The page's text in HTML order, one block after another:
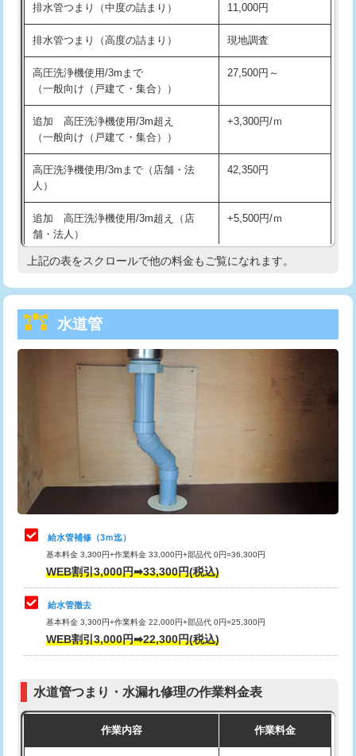
給水管工事※（ホール加工) 16,500円
給水管工事※（バンド止め) 3,300円
給水管工事※（支持金具設置)
給水管工事※（保温材使用（バンド止
め込み）)
5,500円
給水管工事※（土の掘削・埋め戻し作
業)
11,000円
給水管工事※（塩ビ管（VP・HI）使
用/3ｍまで)
33,000円
給水管工事※（塩ビ管（VP・HI）使
+8,800円
給水管工事※（ライニング鋼管・銅
管・ポリ管・HT管使用/3ｍまで)
給水管工事※（ライニング鋼管・銅
管・ポリ管・HT管使用/3ｍ超え)
排水管工事（土の掘削・埋め戻し作
11,000円~
排水管工事（排水管工事/3ｍまで） 55,000円
排水管工事（追加 排水管工事/3ｍ超
マス交換（土の掘削・埋め戻し作業）
マス交換（深さ50㎝未満）
マス交換（深さ50㎝以上）
コンクリート斫り（厚さ10㎝まで）
モルタル補修（厚さ10㎝超え） 38,500円
排水管つまり（中度の詰まり） 11,000円
排水管つまり（高度の詰まり） 現地調査
高圧洗浄機使用/3mまで
（一般向け（戸建て・集合））
27,500円～
追加 高圧洗浄機使用/3m超え
（一般向け（戸建て・集合））
+3,300円/ｍ
高圧洗浄機使用/3mまで（店舗・法
人）
42,350円
追加 高圧洗浄機使用/3m超え（店
舗・法人）
+5,500円/ｍ
高度高圧洗浄換 現地調査
トーラー機使用/3mまで
追加トーラー機使用/3m超え
33,000円
8,800円
止水・漏水調査・防水処理・清掃・修
理・調整・分解・加工など（軽作業）
11,000円
止水・漏水調査・防水処理・清掃・修
理・調整・分解・加工など（中作業）
止水・漏水調査・防水処理・清掃・修
理・調整・分解・加工など（重作業）
33,000円
その他部品の脱着
交換・取付（タンク）
式）)
式・ワンホール）)
上記の表をスクロールで他の料金もご覧になれます。
水道管
給水管補修（3ｍ迄）
基本料金 3,300円+作業料金 33,000円+部品代 0円=36,300円
WEB割引3,000円➡33,300円(税込)
給水管撤去
基本料金 3,300円+作業料金 22,000円+部品代 0円=25,300円
WEB割引3,000円➡22,300円(税込)
水道管つまり・水漏れ修理の作業料金表
作業内容 作業料金